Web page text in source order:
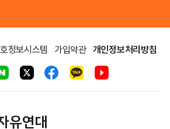
정보시스템 가입약관 개인정보처리방침
유연대